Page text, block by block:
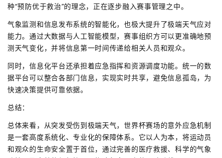
种“预防优于救治”的理念，正在逐步融入赛事管理之中。
气象监测和信息发布系统的智能化，也极大提升了极端天气应对
能力。通过大数据与人工智能模型，赛事组织方可以更准确地预
测天气变化，并将信息第一时间传递给相关人员和观众。
同时，信息化平台还承担着应急指挥和资源调度功能。统一的数
据平台可以整合各部门信息，实现实时共享，避免信息孤岛，为
快速决策提供可靠依据。
总结：
总体来看，从突发受伤到极端天气，世界杯赛场的意外应急机制
是一套高度系统化、专业化的保障体系。它以人为本，将运动员
和观众的生命安全置于首位，通过完善的医疗救援、科学的气象